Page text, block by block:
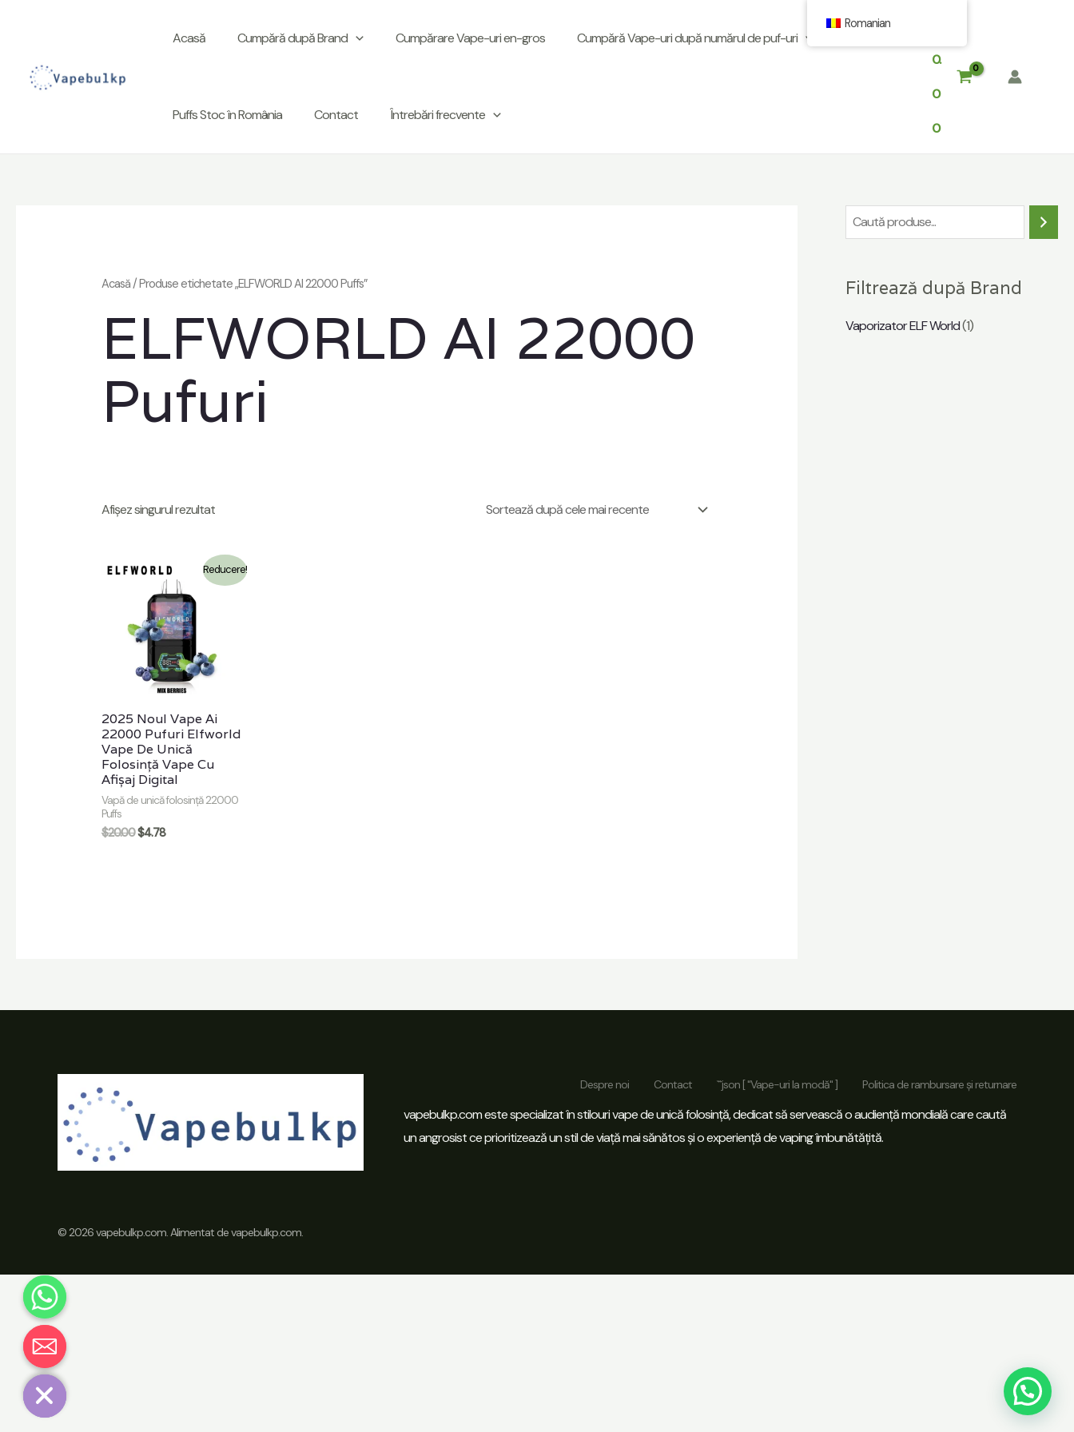
Acasă Cumpără după Brand Cumpărare Vape-uri en-gros Cumpără Vape-uri după numărul de puf-uri
Puffs Stoc în România Contact Întrebări frecvente
0.
0
0
Acasă/ Produse etichetate „ELFWORLD AI 22000 Puffs”
ELFWORLD AI 22000
Pufuri
Afișez singurul rezultat
Reducere!
2025 Noul Vape Ai
22000 Pufuri Elfworld
Vape De Unică
Folosință Vape Cu
Afișaj Digital
Vapă de unică folosință 22000
Puffs
$20.00$4.78
a
t
ă
Filtrează după Brand
Vaporizator ELF World(1)
Despre noi Contact ```json [ "Vape-uri la modă" ] Politica de rambursare și returnare
vapebulkp.com este specializat în stilouri vape de unică folosință, dedicat să servească o audiență mondială care caută
un angrosist ce prioritizează un stil de viață mai sănătos și o experiență de vaping îmbunătățită.
© 2026 vapebulkp.com. Alimentat de vapebulkp.com.
Romanian
Hide
Chaty